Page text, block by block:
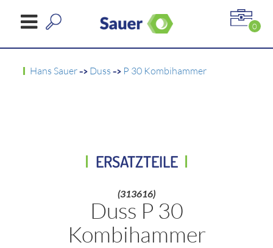
0
Hans Sauer-> Duss -> P 30 Kombihammer
ERSATZTEILE
(313616)
Duss P 30
Kombihammer